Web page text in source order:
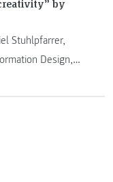
by
Stuhlpfarrer,
Design,